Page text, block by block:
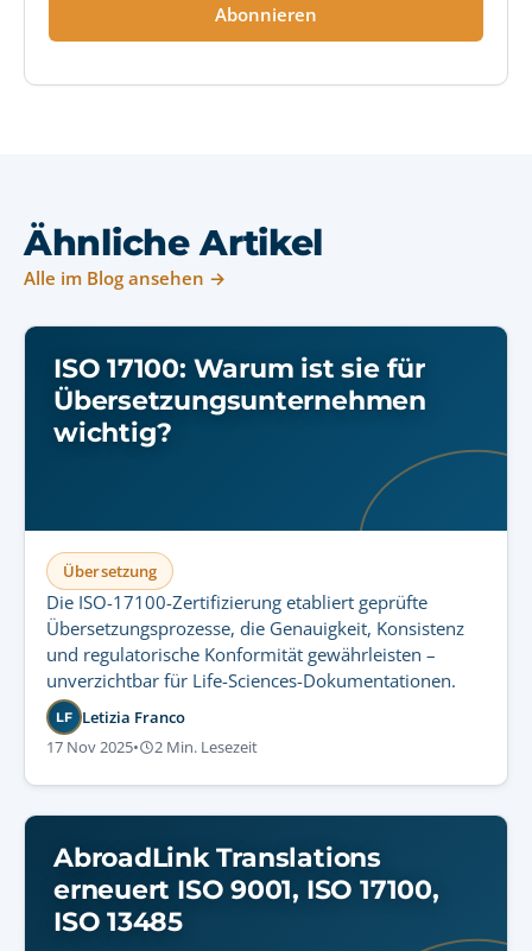
Abonnieren
Ähnliche Artikel
Alle im Blog ansehen →
ISO 17100: Warum ist sie für
Übersetzungsunternehmen
wichtig?
Übersetzung
Die ISO-17100-Zertifizierung etabliert geprüfte
Übersetzungsprozesse, die Genauigkeit, Konsistenz
und regulatorische Konformität gewährleisten –
unverzichtbar für Life-Sciences-Dokumentationen.
LF Letizia Franco
17 Nov 2025• 2 Min. Lesezeit
AbroadLink Translations
erneuert ISO 9001, ISO 17100,
ISO 13485